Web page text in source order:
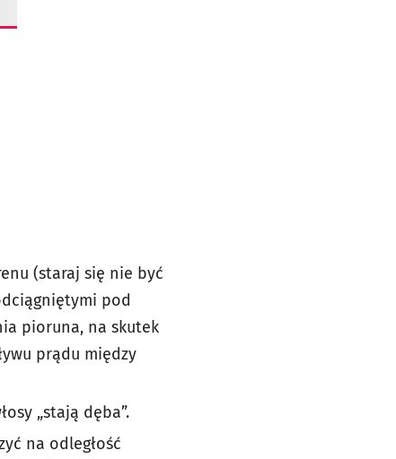
(staraj się nie być
pod
pioruna, na skutek
prądu między
„stają dęba”.
na odległość